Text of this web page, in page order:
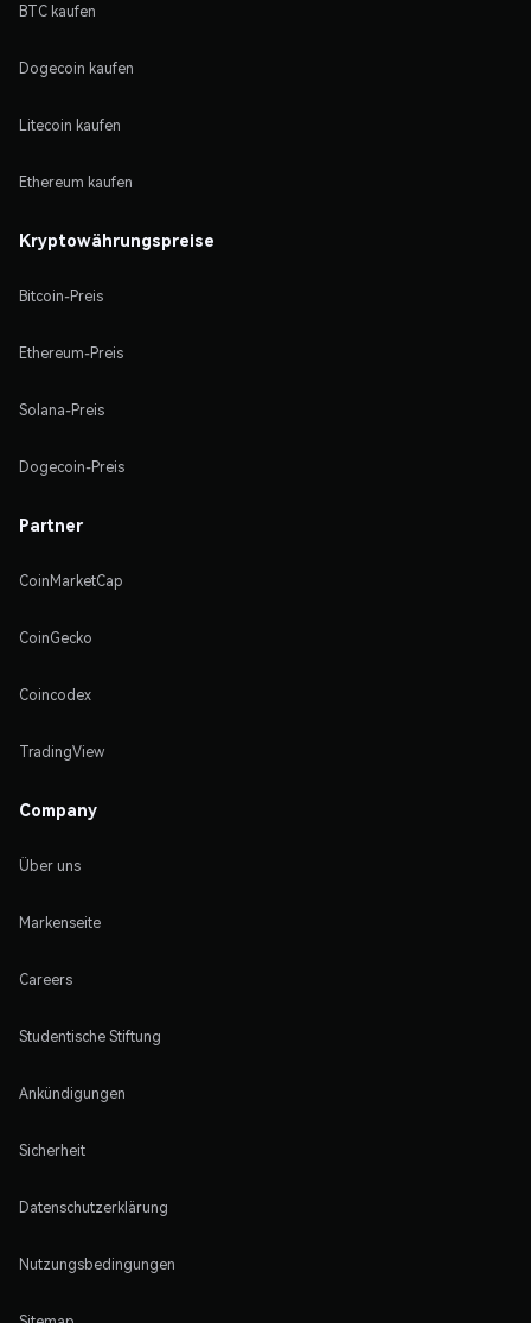
BTC kaufen
Dogecoin kaufen
Litecoin kaufen
Ethereum kaufen
Kryptowährungspreise
Bitcoin-Preis
Ethereum-Preis
Solana-Preis
Dogecoin-Preis
Partner
CoinMarketCap
CoinGecko
Coincodex
TradingView
Company
Über uns
Markenseite
Careers
Studentische Stiftung
Ankündigungen
Sicherheit
Datenschutzerklärung
Nutzungsbedingungen